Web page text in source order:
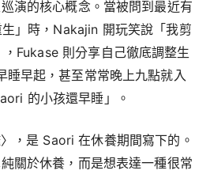
演的核心概念。當被問到最近有
」時，Nakajin 開玩笑說「我剪
Fukase 則分享自己徹底調整生
睡早起，甚至常常晚上九點就入
的小孩還早睡」。
，是 Saori 在休養期間寫下的。
關於休養，而是想表達一種很常